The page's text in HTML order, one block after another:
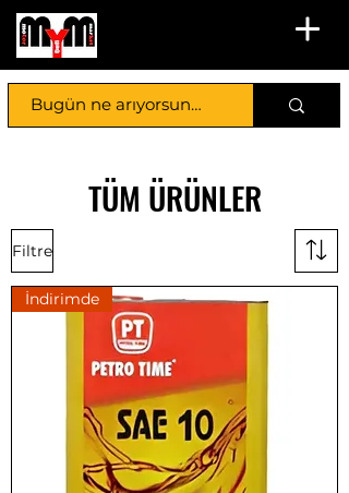
TÜM ÜRÜNLER
Filtre
İndirimde